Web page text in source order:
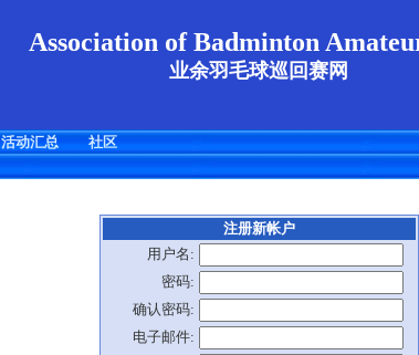
Association of Badminton
业余羽毛球巡回赛网
活动汇总 社区
注册新帐户
用户名:
密码:
确认密码:
电子邮件: